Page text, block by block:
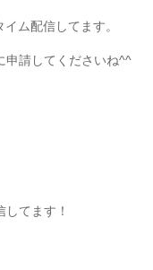
ム配信してます。
申請してくださいね^^
てます！